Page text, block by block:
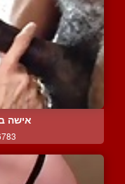
אישה בת 65 מוצצת
6783